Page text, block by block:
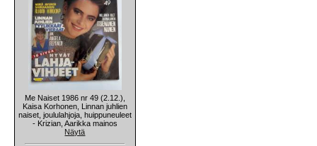
Me Naiset 1986 nr 49 (2.12.),
Kaisa Korhonen, Linnan juhlien
naiset, joululahjoja, huippuneuleet
- Krizian, Aarikka mainos
Näytä